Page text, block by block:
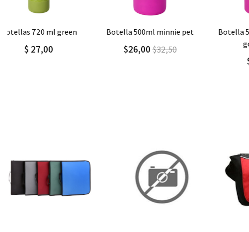
Agregar Detalle
botella 500ml minnie pet
$26,00
Agregar Detalle
botella 500ml hello kitty
good vibes
botella 500ml mickey